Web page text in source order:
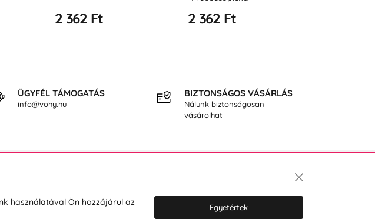
2 362 Ft 2 362 Ft
ÜGYFÉL TÁMOGATÁS
info@vohy.hu
BIZTONSÁGOS VÁSÁRLÁS
Nálunk biztonságosan
vásárolhat
használatával Ön hozzájárul az
Egyetértek